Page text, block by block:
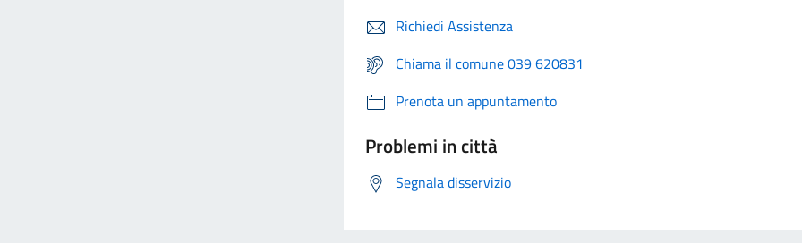
Richiedi Assistenza
Chiama il comune 039 620831
Prenota un appuntamento
Problemi in città
Segnala disservizio